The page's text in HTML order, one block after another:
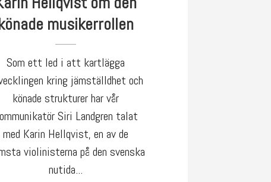
musikerrollen
Som ett led i att kartlägga
kring jämställdhet och
könade strukturer har vår
Siri Landgren talat
med Karin Hellqvist, en av de
violinisterna på den svenska
nutida...